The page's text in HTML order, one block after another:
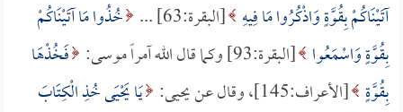
آتَيْنَاكُمْ بِقُوَّةٍ وَاذْكُرُوا مَا فِيهِ [البقرة:63] ...
خُذُوا مَا آتَيْنَاكُمْ
بِقُوَّةٍ وَاسْمَعُوا [البقرة:93] وكما قال الله آمراً موسى:
فَخُذْهَا
بِقُوَّةٍ [الأعراف:145]، وقال عن يحيى:
يَا يَحْيَى خُذِ الْكِتَابَ